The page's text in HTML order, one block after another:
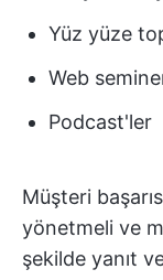
Yüz yüze
Web
Podcast'ler
Müşteri
yönetmeli ve
şekilde yanıt